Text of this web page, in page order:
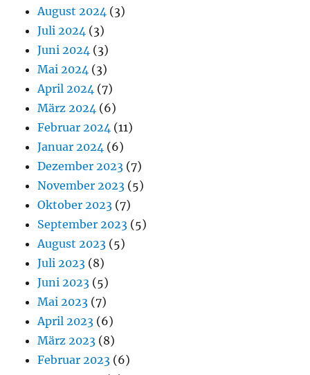
August 2024 (3)
Juli 2024 (3)
Juni 2024 (3)
Mai 2024 (3)
April 2024 (7)
März 2024 (6)
Februar 2024 (11)
Januar 2024 (6)
Dezember 2023 (7)
November 2023 (5)
Oktober 2023 (7)
September 2023 (5)
August 2023 (5)
Juli 2023 (8)
Juni 2023 (5)
Mai 2023 (7)
April 2023 (6)
März 2023 (8)
Februar 2023 (6)